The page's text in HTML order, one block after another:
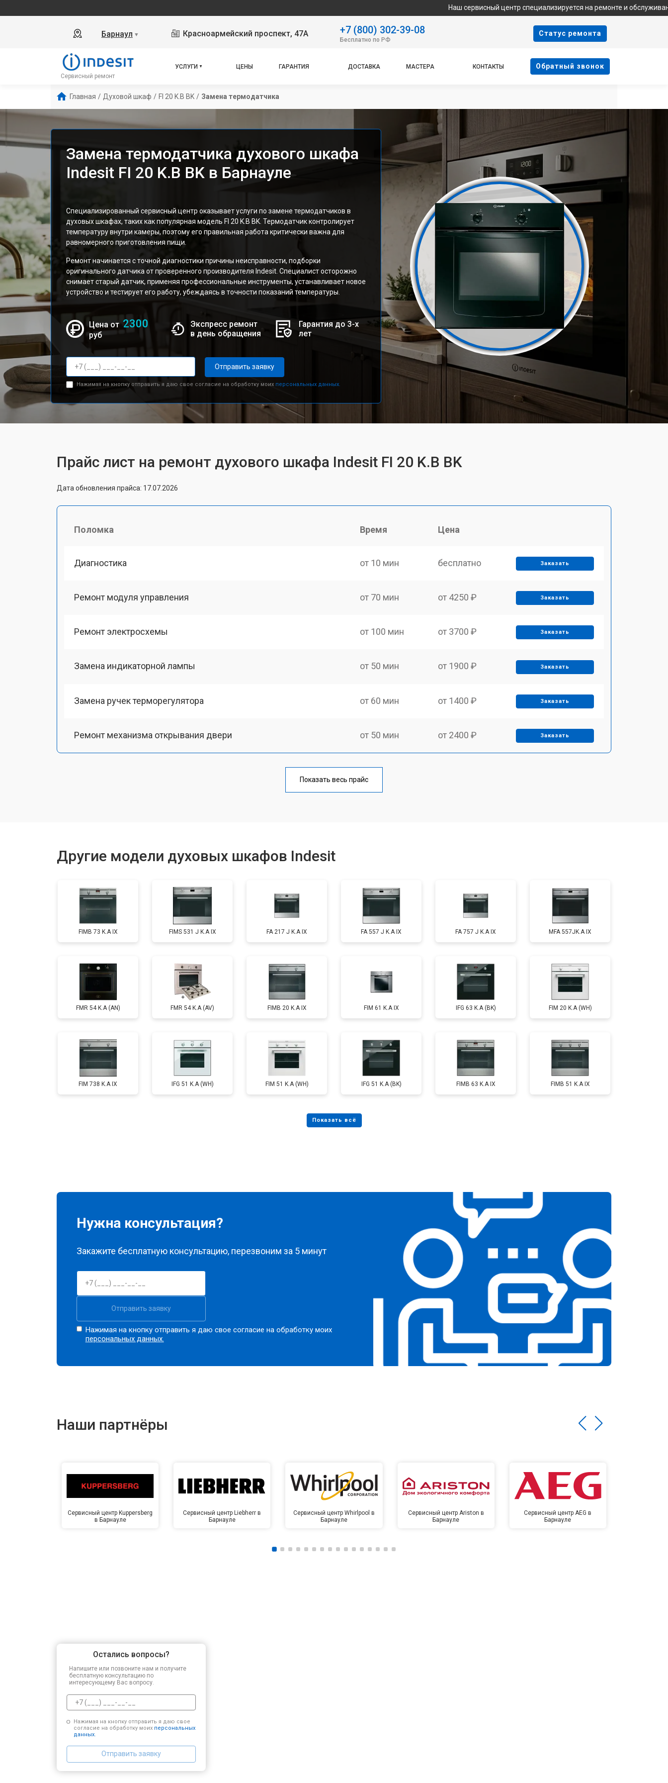
Наш сервисный центр специализируется на ремонте и обслуживании
Барнаул ▼ Красноармейский проспект, 47А +7 (800) 302-39-08
Бесплатно по РФ
Cтатус ремонта
Сервисный ремонт
УСЛУГИ ЦЕНЫ ГАРАНТИЯ ДОСТАВКА МАСТЕРА КОНТАКТЫ Oбратный звонок
Главная / Духовой шкаф / FI 20 K.B BK / Замена термодатчика
Замена термодатчика духового шкафа
Indesit FI 20 K.B BK в Барнауле
Специализированный сервисный центр оказывает услуги по замене термодатчиков в
духовых шкафах, таких как популярная модель FI 20 K.B BK. Термодатчик контролирует
температуру внутри камеры, поэтому его правильная работа критически важна для
равномерного приготовления пищи.
Ремонт начинается с точной диагностики причины неисправности, подборки
оригинального датчика от проверенного производителя Indesit. Специалист осторожно
снимает старый датчик, применяя профессиональные инструменты, устанавливает новое
устройство и тестирует его работу, убеждаясь в точности показаний температуры.
Цена от2300
руб
Экспресс ремонт
в день обращения
Гарантия до 3-х
лет
Отправить заявку
Нажимая на кнопку отправить я даю свое согласие на обработку моих персональных данных.
Прайс лист на ремонт духового шкафа Indesit FI 20 K.B BK
Дата обновления прайса: 17.07.2026
Поломка Время Цена
Диагностика от 10 мин бесплатно Заказать
Ремонт модуля управления от 70 мин от 4250 ₽ Заказать
Ремонт электросхемы от 100 мин от 3700 ₽ Заказать
Замена индикаторной лампы от 50 мин от 1900 ₽ Заказать
Замена ручек терморегулятора от 60 мин от 1400 ₽ Заказать
Ремонт механизма открывания двери от 50 мин от 2400 ₽ Заказать
от 90 мин
Показать весь прайс
Другие модели духовых шкафов Indesit
FIMB 73 K.A IX FIMS 531 J K.A IX FA 217 J K.A IX FA 557 J K.A IX FA 757 J K.A IX MFA 557JK.A IX
FMR 54 K.A (AN) FMR 54 K.A (AV) FIMB 20 K.A IX FIM 61 K.A IX IFG 63 K.A (BK) FIM 20 K.A (WH)
FIM 738 K.A IX IFG 51 K.A (WH) FIM 51 K.A (WH) IFG 51 K.A (BK) FIMB 63 K.A IX FIMB 51 K.A IX
Нужна консультация?
Закажите бесплатную консультацию, перезвоним за 5 минут
Отправить заявку
Нажимая на кнопку отправить я даю свое согласие на обработку моих
персональных данных.
Наши партнёры
Сервисный центр Kuppersberg
в Барнауле
Сервисный центр Liebherr в
Барнауле
Сервисный центр Whirlpool в
Барнауле
Сервисный центр Ariston в
Барнауле
Сервисный центр AEG в
Барнауле
Остались вопросы?
Напишите или позвоните нам и получите
бесплатную консультацию по
интересующему Вас вопросу.
Нажимая на кнопку отправить я даю свое
согласие на обработку моих персональных
данных.
Отправить заявку